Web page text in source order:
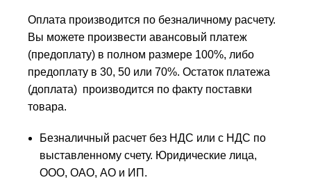
Оплата производится по безналичному расчету.
Вы можете произвести авансовый платеж
(предоплату) в полном размере 100%, либо
предоплату в 30, 50 или 70%. Остаток платежа
(доплата) производится по факту поставки
товара.
Безналичный расчет без НДС или с НДС по
выставленному счету. Юридические лица,
ООО, ОАО, АО и ИП.